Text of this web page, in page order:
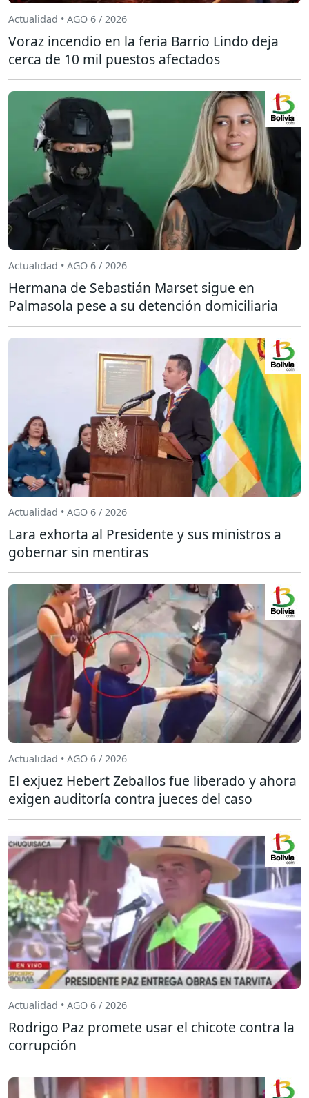
Actualidad • AGO 6 / 2026
Voraz incendio en la feria Barrio Lindo deja
cerca de 10 mil puestos afectados
Actualidad • AGO 6 / 2026
Hermana de Sebastián Marset sigue en
Palmasola pese a su detención domiciliaria
Actualidad • AGO 6 / 2026
Lara exhorta al Presidente y sus ministros a
gobernar sin mentiras
Actualidad • AGO 6 / 2026
El exjuez Hebert Zeballos fue liberado y ahora
exigen auditoría contra jueces del caso
Actualidad • AGO 6 / 2026
Rodrigo Paz promete usar el chicote contra la
corrupción